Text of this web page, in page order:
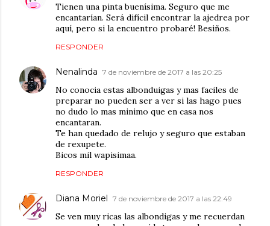
Tienen una pinta buenísima. Seguro que me
encantarían. Será difícil encontrar la ajedrea por
aquí, pero si la encuentro probaré! Besiños.
RESPONDER
Nenalinda 7 de noviembre de 2017 a las 20:25
No conocia estas albonduigas y mas faciles de
preparar no pueden ser a ver si las hago pues
no dudo lo mas minimo que en casa nos
encantaran.
Te han quedado de relujo y seguro que estaban
de rexupete.
Bicos mil wapisimaa.
RESPONDER
Diana Moriel 7 de noviembre de 2017 a las 22:49
Se ven muy ricas las albondigas y me recuerdan